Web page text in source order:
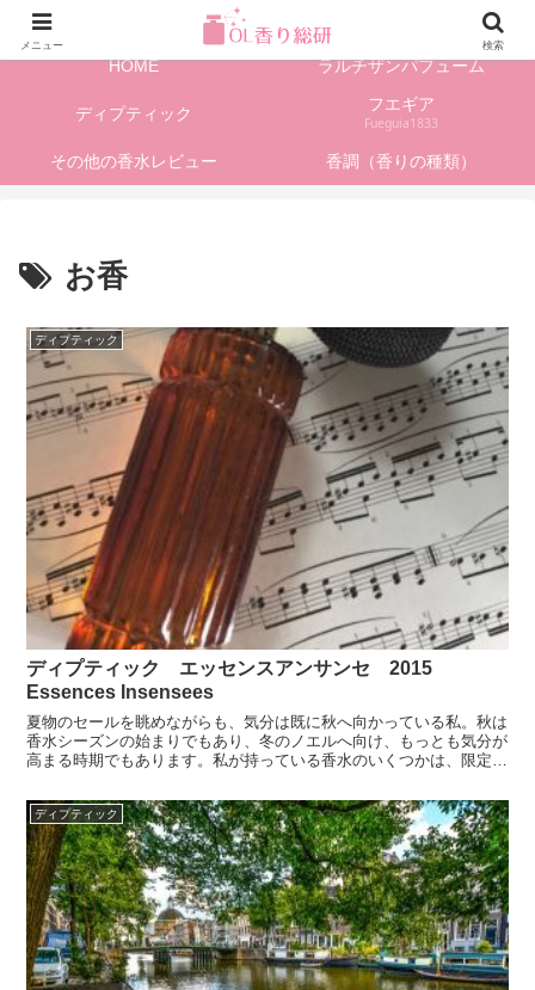
フレグランス情報、香水レビューサイト
HOME ラルチザンパフューム
ディプティック フエギア
Fueguia1833
その他の香水レビュー 香調（香りの種類）
お香
ディプティック
ディプティック エッセンスアンサンセ 2015
Essences Insensees
夏物のセールを眺めながらも、気分は既に秋へ向かっている私。秋は
香水シーズンの始まりでもあり、冬のノエルへ向け、もっとも気分が
高まる時期でもあります。私が持っている香水のいくつかは、限定品
ディプティック
メニュー 検索